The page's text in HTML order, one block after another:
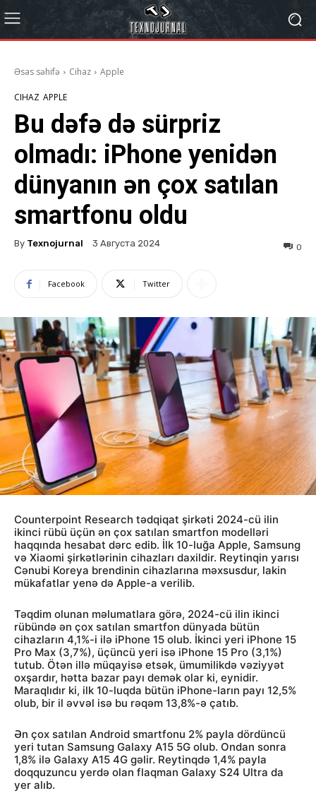
Əsas səhifə Cihaz Apple
CIHAZ APPLE
Bu dəfə də sürpriz
olmadı: iPhone yenidən
dünyanın ən çox satılan
smartfonu oldu
By Texnojurnal 3 Августа 2024 0
Facebook Twitter
Counterpoint Research tədqiqat şirkəti 2024-cü ilin
ikinci rübü üçün ən çox satılan smartfon modelləri
haqqında hesabat dərc edib. İlk 10-luğa Apple, Samsung
və Xiaomi şirkətlərinin cihazları daxildir. Reytinqin yarısı
Cənubi Koreya brendinin cihazlarına məxsusdur, lakin
mükafatlar yenə də Apple-a verilib.
Təqdim olunan məlumatlara görə, 2024-cü ilin ikinci
rübündə ən çox satılan smartfon dünyada bütün
cihazların 4,1%-i ilə iPhone 15 olub. İkinci yeri iPhone 15
Pro Max (3,7%), üçüncü yeri isə iPhone 15 Pro (3,1%)
tutub. Ötən illə müqayisə etsək, ümumilikdə vəziyyət
oxşardır, hətta bazar payı demək olar ki, eynidir.
Maraqlıdır ki, ilk 10-luqda bütün iPhone-ların payı 12,5%
olub, bir il əvvəl isə bu rəqəm 13,8%-ə çatıb.
Ən çox satılan Android smartfonu 2% payla dördüncü
yeri tutan Samsung Galaxy A15 5G olub. Ondan sonra
1,8% ilə Galaxy A15 4G gəlir. Reytinqdə 1,4% payla
doqquzuncu yerdə olan flaqman Galaxy S24 Ultra da
yer alıb.